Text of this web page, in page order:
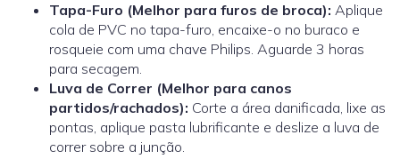
Tapa-Furo (Melhor para furos de broca): Aplique
cola de PVC no tapa-furo, encaixe-o no buraco e
rosqueie com uma chave Philips. Aguarde 3 horas
para secagem.
Luva de Correr (Melhor para canos
partidos/rachados): Corte a área danificada, lixe as
pontas, aplique pasta lubrificante e deslize a luva de
correr sobre a junção.